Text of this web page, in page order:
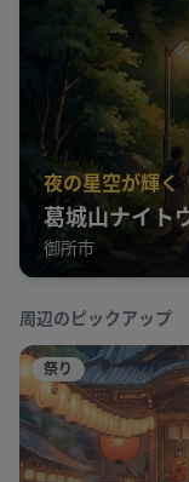
夜の星空が輝く
葛城山ナイト
御所市
周辺のピックアップ
祭り